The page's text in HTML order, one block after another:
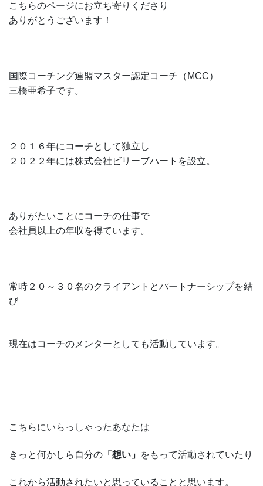
こちらのページにお立ち寄りくださり
ありがとうございます！
国際コーチング連盟マスター認定コーチ（MCC）
三橋亜希子です。
２０１６年にコーチとして独立し
２０２２年には株式会社ビリーブハートを設立。
ありがたいことにコーチの仕事で
会社員以上の年収を得ています。
常時２０～３０名のクライアントとパートナーシップを結
び
現在はコーチのメンターとしても活動しています。
こちらにいらっしゃったあなたは
きっと何かしら自分の 「想い」 をもって活動されていたり
これから活動されたいと思っていることと思います。